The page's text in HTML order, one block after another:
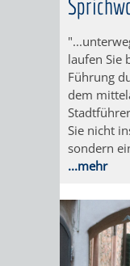
FÜR
KIDS
BLOGGER
ON
TOUR
laufen Sie
Führung
dem
Sie nicht
sondern
...mehr